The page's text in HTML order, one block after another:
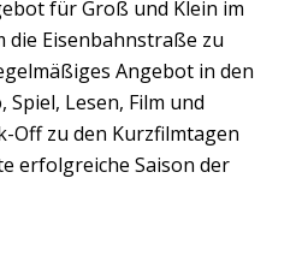
für Groß und Klein im
die Eisenbahnstraße zu
Angebot in den
Lesen, Film und
Off zu den Kurzfilmtagen
erfolgreiche Saison der